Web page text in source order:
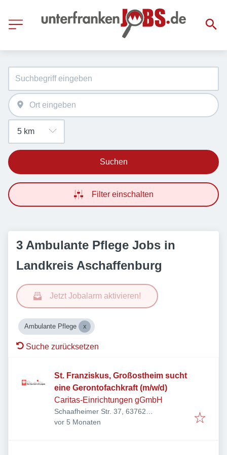
Suchen
Filter einschalten
3 Ambulante Pflege Jobs in
Landkreis Aschaffenburg
Jetzt Jobalarm aktivieren!
Ambulante Pflege
Suche zurücksetzen
St. Franziskus, Großostheim sucht
eine Gerontofachkraft (m/w/d)
Caritas-Einrichtungen gGmbH
Schaafheimer Str. 37, 63762
Großostheim, Deutschland
Veröffentlicht:
vor 5 Monaten